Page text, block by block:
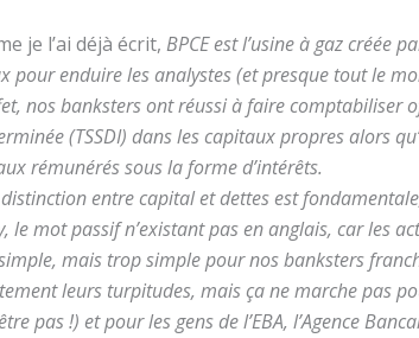
je l’ai déjà écrit, BPCE est l’usine à gaz
pour enduire les analystes (et presque tout le
nos banksters ont réussi à faire comptabiliser
(TSSDI) dans les capitaux propres alors
rémunérés sous la forme d’intérêts.
distinction entre capital et dettes est
le mot passif n’existant pas en anglais, car les
simple, mais trop simple pour nos banksters
leurs turpitudes, mais ça ne marche pas
pas !) et pour les gens de l’EBA, l’Agence